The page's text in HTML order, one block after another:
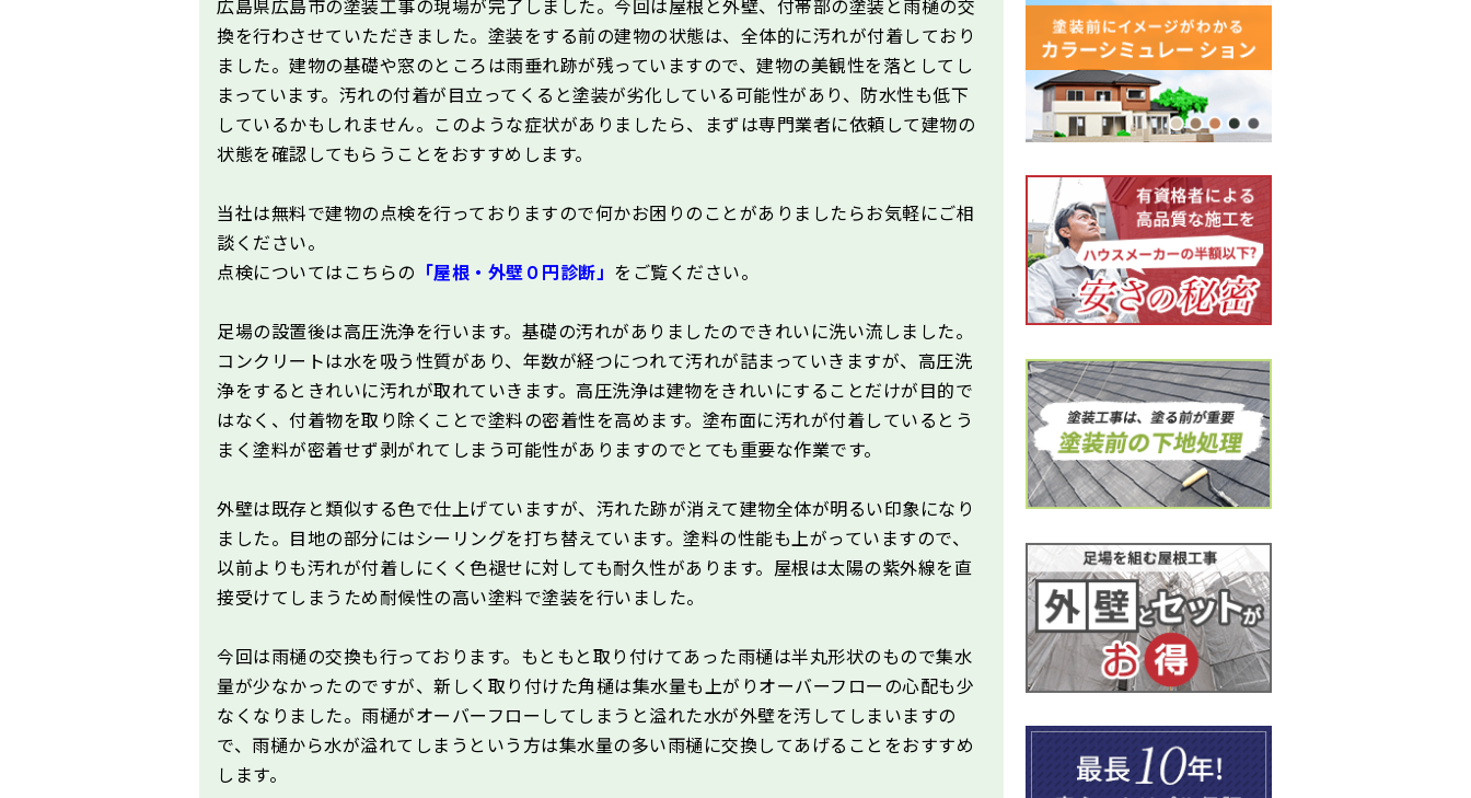
広島県広島市の塗装工事の現場が完了しました。今回は屋根と外壁、付帯部の塗装と雨樋の交
換を行わさせていただきました。塗装をする前の建物の状態は、全体的に汚れが付着しており
ました。建物の基礎や窓のところは雨垂れ跡が残っていますので、建物の美観性を落としてし
まっています。汚れの付着が目立ってくると塗装が劣化している可能性があり、防水性も低下
しているかもしれません。このような症状がありましたら、まずは専門業者に依頼して建物の
状態を確認してもらうことをおすすめします。
当社は無料で建物の点検を行っておりますので何かお困りのことがありましたらお気軽にご相
談ください。
点検についてはこちらの 「屋根・外壁０円診断」 をご覧ください。
足場の設置後は高圧洗浄を行います。基礎の汚れがありましたのできれいに洗い流しました。
コンクリートは水を吸う性質があり、年数が経つにつれて汚れが詰まっていきますが、高圧洗
浄をするときれいに汚れが取れていきます。高圧洗浄は建物をきれいにすることだけが目的で
はなく、付着物を取り除くことで塗料の密着性を高めます。塗布面に汚れが付着しているとう
まく塗料が密着せず剥がれてしまう可能性がありますのでとても重要な作業です。
外壁は既存と類似する色で仕上げていますが、汚れた跡が消えて建物全体が明るい印象になり
ました。目地の部分にはシーリングを打ち替えています。塗料の性能も上がっていますので、
以前よりも汚れが付着しにくく色褪せに対しても耐久性があります。屋根は太陽の紫外線を直
接受けてしまうため耐候性の高い塗料で塗装を行いました。
今回は雨樋の交換も行っております。もともと取り付けてあった雨樋は半丸形状のもので集水
量が少なかったのですが、新しく取り付けた角樋は集水量も上がりオーバーフローの心配も少
なくなりました。雨樋がオーバーフローしてしまうと溢れた水が外壁を汚してしまいますの
で、雨樋から水が溢れてしまうという方は集水量の多い雨樋に交換してあげることをおすすめ
します。